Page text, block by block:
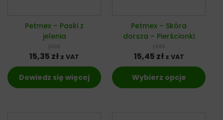
Petmex – Paski z
jelenia
pies
15,35 zł z VAT
Dowiedz się więcej
Petmex – Skóra
dorsza – Pierścionki
pies
15,45 zł z VAT
Wybierz opcje